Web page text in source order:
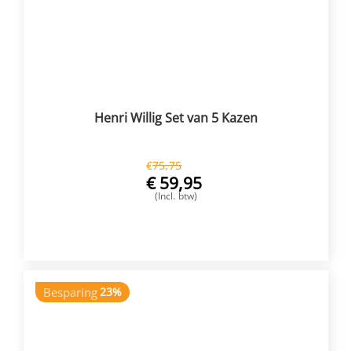
Henri Willig Set van 5 Kazen
€75,75
€59,95
(Incl. btw)
Besparing23%